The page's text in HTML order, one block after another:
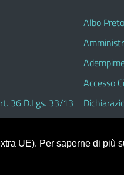
36 D.Lgs. 33/13
Albo
Accesso
UE). Per saperne di più